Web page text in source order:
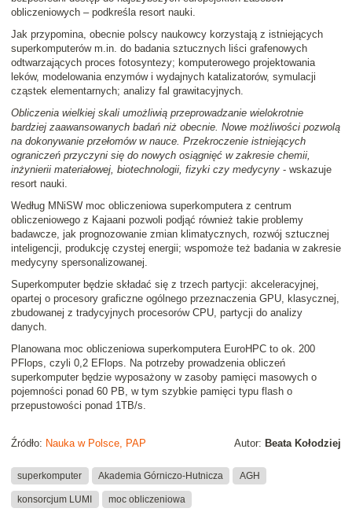
obliczeniowych – podkreśla resort nauki.
Jak przypomina, obecnie polscy naukowcy korzystają z istniejących
superkomputerów m.in. do badania sztucznych liści grafenowych
odtwarzających proces fotosyntezy; komputerowego projektowania
leków, modelowania enzymów i wydajnych katalizatorów, symulacji
cząstek elementarnych; analizy fal grawitacyjnych.
Obliczenia wielkiej skali umożliwią przeprowadzanie wielokrotnie
bardziej zaawansowanych badań niż obecnie. Nowe możliwości pozwolą
na dokonywanie przełomów w nauce. Przekroczenie istniejących
ograniczeń przyczyni się do nowych osiągnięć w zakresie chemii,
inżynierii materiałowej, biotechnologii, fizyki czy medycyny - wskazuje
resort nauki.
Według MNiSW moc obliczeniowa superkomputera z centrum
obliczeniowego z Kajaani pozwoli podjąć również takie problemy
badawcze, jak prognozowanie zmian klimatycznych, rozwój sztucznej
inteligencji, produkcję czystej energii; wspomoże też badania w zakresie
medycyny spersonalizowanej.
Superkomputer będzie składać się z trzech partycji: akceleracyjnej,
opartej o procesory graficzne ogólnego przeznaczenia GPU, klasycznej,
zbudowanej z tradycyjnych procesorów CPU, partycji do analizy
danych.
Planowana moc obliczeniowa superkomputera EuroHPC to ok. 200
PFlops, czyli 0,2 EFlops. Na potrzeby prowadzenia obliczeń
superkomputer będzie wyposażony w zasoby pamięci masowych o
pojemności ponad 60 PB, w tym szybkie pamięci typu flash o
przepustowości ponad 1TB/s.
Autor: Beata Kołodziej
Źródło: Nauka w Polsce, PAP
superkomputer Akademia Górniczo-Hutnicza AGH
konsorcjum LUMI moc obliczeniowa